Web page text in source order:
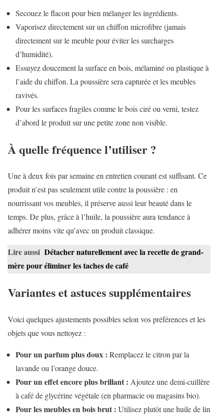
Secouez le flacon pour bien mélanger les ingrédients.
Vaporisez directement sur un chiffon microfibre (jamais
directement sur le meuble pour éviter les surcharges
d’humidité).
Essuyez doucement la surface en bois, mélaminé ou plastique à
l’aide du chiffon. La poussière sera capturée et les meubles
ravivés.
Pour les surfaces fragiles comme le bois ciré ou verni, testez
d’abord le produit sur une petite zone non visible.
À quelle fréquence l’utiliser ?
Une à deux fois par semaine en entretien courant est suffisant. Ce
produit n’est pas seulement utile contre la poussière : en
nourrissant vos meubles, il préserve aussi leur beauté dans le
temps. De plus, grâce à l’huile, la poussière aura tendance à
adhérer moins vite qu’avec un produit classique.
Lire aussi Détacher naturellement avec la recette de grand-
mère pour éliminer les taches de café
Variantes et astuces supplémentaires
Voici quelques ajustements possibles selon vos préférences et les
objets que vous nettoyez :
Pour un parfum plus doux : Remplacez le citron par la
lavande ou l’orange douce.
Pour un effet encore plus brillant : Ajoutez une demi-cuillère
à café de glycérine végétale (en pharmacie ou magasins bio).
Pour les meubles en bois brut : Utilisez plutôt une huile de lin